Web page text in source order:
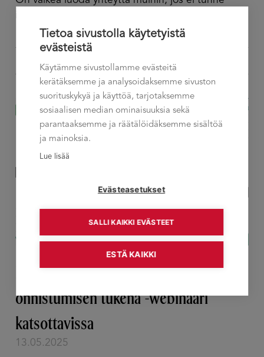
Luontaiset vahvuudet työssä
onnistumisen tukena -webinaari
katsottavissa
13.05.2025
Tietoa sivustolla käytetyistä
evästeistä
Käytämme sivustollamme evästeitä
kerätäksemme ja analysoidaksemme sivuston
suorituskykyä ja käyttöä, tarjotaksemme
sosiaalisen median ominaisuuksia sekä
parantaaksemme ja räätälöidäksemme sisältöä
ja mainoksia.
Lue lisää
Evästeasetukset
SALLI KAIKKI EVÄSTEET
ESTÄ KAIKKI